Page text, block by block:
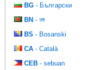
BG - Български
BN - বঙ্গ
BS - Bosanski
CA - Català
CEB - sebuan